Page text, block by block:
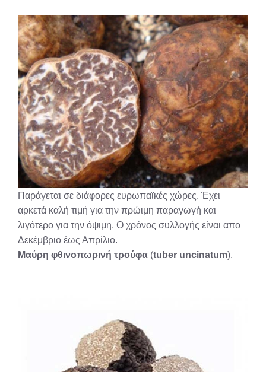
Παράγεται σε διάφορες ευρωπαϊκές χώρες. Έχει
αρκετά καλή τιμή για την πρώιμη παραγωγή και
λιγότερο για την όψιμη. Ο χρόνος συλλογής είναι απο
Δεκέμβριο έως Απρίλιο.
Μαύρη φθινοπωρινή τρούφα (tuber uncinatum).